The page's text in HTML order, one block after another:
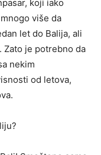
koji iako
više da
let do Balija, ali
Zato je potrebno da
nekim
od letova,